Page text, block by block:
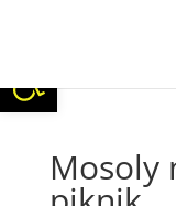
Mosoly